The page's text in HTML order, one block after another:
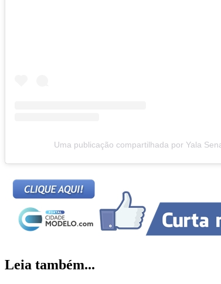
Uma publicação compartilhada por Yala
Leia também...